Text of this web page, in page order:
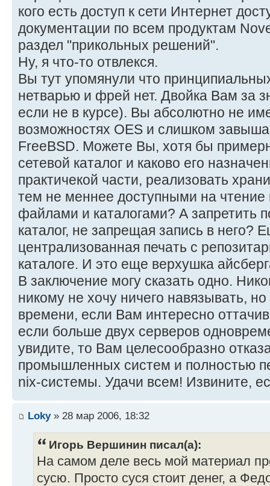
кого есть доступ к сети Интернет
документации по всем продуктам
раздел "прикольных решений".
Ну, я что-то отвлекся.
Вы тут упомянули что
нетварью и фрей нет. Двойка Вам за
если не в курсе). Вы абсолютно не
возможностях OES и слишком
FreeBSD. Можете Вы, хотя бы
сетевой каталог и каково его
практичекой части, реализовать
тем не меннее доступными на чтение
файлами и каталогами? А запретить
каталог, не запрещая запись в него?
централизованная печать с
каталоге. И это еще верхушка
В заключение могу сказать одно.
никому не хочу ничего навязывать,
времени, если Вам интересно
если больше двух серверов
увидите, то Вам целесообразно
промышленных систем и полностью
nix-системы. Удачи всем! Извините,
Loky» 28 мар 2006, 18:32
Игорь Вершинин писал(а):
На самом деле весь мой материал
сусю. Просто суся стоит денег, а